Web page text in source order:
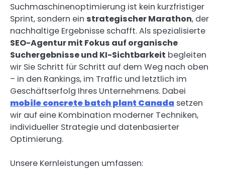
Suchmaschinenoptimierung ist kein kurzfristiger
Sprint, sondern ein strategischer Marathon, der
nachhaltige Ergebnisse schafft. Als spezialisierte
SEO-Agentur mit Fokus auf organische
Suchergebnisse und KI-Sichtbarkeit begleiten
wir Sie Schritt für Schritt auf dem Weg nach oben
– in den Rankings, im Traffic und letztlich im
Geschäftserfolg Ihres Unternehmens. Dabei
mobile concrete batch plant Canada setzen
wir auf eine Kombination moderner Techniken,
individueller Strategie und datenbasierter
Optimierung.
Unsere Kernleistungen umfassen: